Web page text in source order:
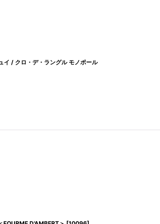
/ クロ・デ・ラングル モノポール